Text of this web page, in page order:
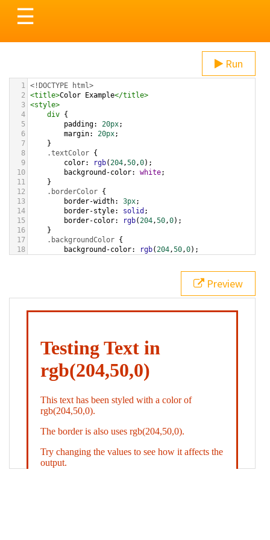
Toggle
navigation
☰
Run
1 <!DOCTYPE html>
2
<title>Color Example</title>
3 <style>
4
div {
5
padding: 20px;
6
margin: 20px;
7
}
8
.textColor {
9
color: rgb(204,50,0);
10
background-color: white;
11
}
12
.borderColor {
13
border-width: 3px;
14
border-style: solid ;
15
border-color: rgb(204,50,0);
16
}
17
.backgroundColor {
18
background-color: rgb(204,50,0);
bottom ,
white, rgb(204,50,0));
div class="textColor borderColor"
< h1>Testing Text in rgb(204,50,0)
Preview